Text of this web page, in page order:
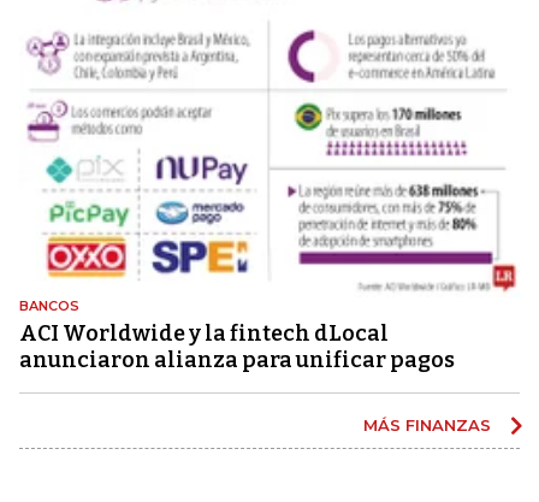
BANCOS
ACI Worldwide y la fintech dLocal
anunciaron alianza para unificar pagos
MÁS FINANZAS